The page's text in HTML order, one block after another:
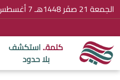
الجمعة 21 صفَر 1448هـ 7 أغسطس 2026
كلمة..استكشف
بلا حدود